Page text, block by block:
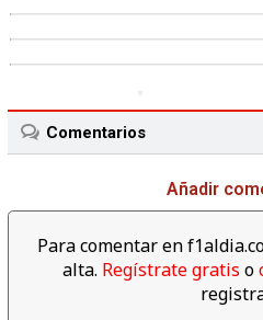
Comentarios
Añadir
Para comentar en
alta. Regístrate gratis o